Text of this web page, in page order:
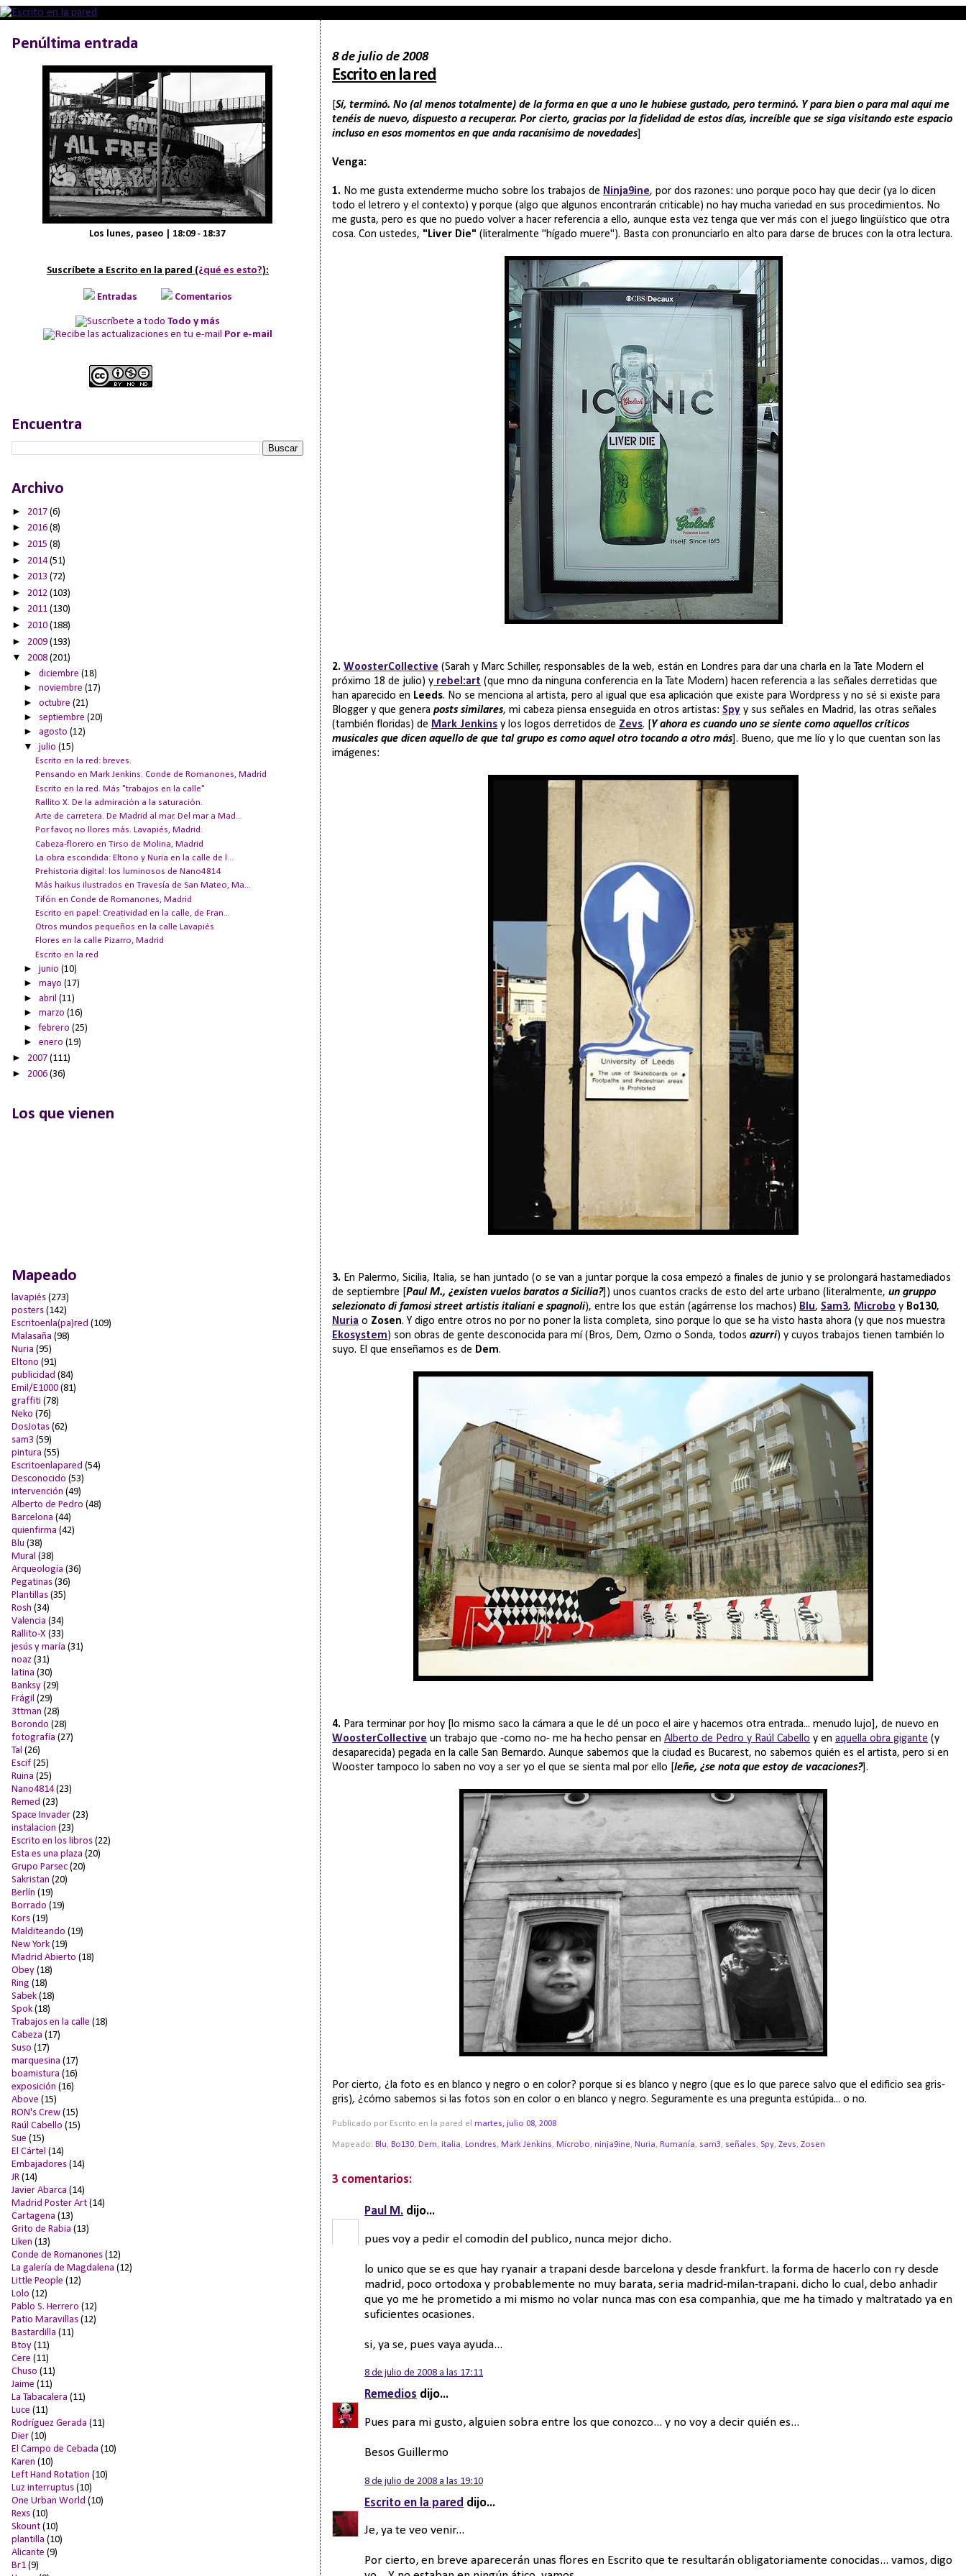
8 de julio de 2008
Escrito en la red
[Sí, terminó. No (al menos totalmente) de la forma en que a uno le hubiese gustado, pero terminó. Y para bien o para mal aquí me
tenéis de nuevo, dispuesto a recuperar. Por cierto, gracias por la fidelidad de estos días, increíble que se siga visitando este espacio
incluso en esos momentos en que anda racanísimo de novedades]
Venga:
1. No me gusta extenderme mucho sobre los trabajos de Ninja9ine, por dos razones: uno porque poco hay que decir (ya lo dicen
todo el letrero y el contexto) y porque (algo que algunos encontrarán criticable) no hay mucha variedad en sus procedimientos. No
me gusta, pero es que no puedo volver a hacer referencia a ello, aunque esta vez tenga que ver más con el juego lingüístico que otra
cosa. Con ustedes, "Liver Die" (literalmente "hígado muere"). Basta con pronunciarlo en alto para darse de bruces con la otra lectura.
2. WoosterCollective (Sarah y Marc Schiller, responsables de la web, están en Londres para dar una charla en la Tate Modern el
próximo 18 de julio) y rebel:art (que mno da ninguna conferencia en la Tate Modern) hacen referencia a las señales derretidas que
han aparecido en Leeds. No se menciona al artista, pero al igual que esa aplicación que existe para Wordpress y no sé si existe para
Blogger y que generaposts similares, mi cabeza piensa enseguida en otros artistas:Spy y sus señales en Madrid, las otras señales
(también floridas) de Mark Jenkins y los logos derretidos de Zevs. [Y ahora es cuando uno se siente como aquellos críticos
musicales que dicen aquello de que tal grupo es como aquel otro tocando a otro más]. Bueno, que me lío y lo que cuentan son las
imágenes:
3. En Palermo, Sicilia, Italia, se han juntado (o se van a juntar porque la cosa empezó a finales de junio y se prolongará hastamediados
de septiembre [Paul M., ¿existen vuelos baratos a Sicilia?]) unos cuantos cracks de esto del arte urbano (literalmente,un gruppo
selezionato di famosi street artistis italiani e spagnoli), entre los que están (agárrense los machos) Blu,Sam3, Microbo y Bo130,
Nuria o Zosen. Y digo entre otros no por no poner la lista completa, sino porque lo que se ha visto hasta ahora (y que nos muestra
Ekosystem) son obras de gente desconocida para mí (Bros, Dem, Ozmo o Sonda, todosazurri) y cuyos trabajos tienen también lo
suyo. El que enseñamos es de Dem.
4. Para terminar por hoy [lo mismo saco la cámara a que le dé un poco el aire y hacemos otra entrada... menudo lujo], de nuevo en
WoosterCollective un trabajo que -como no- me ha hecho pensar enAlberto de Pedro y Raúl Cabello y enaquella obra gigante (y
desaparecida) pegada en la calle San Bernardo. Aunque sabemos que la ciudad es Bucarest, no sabemos quién es el artista, pero si en
Wooster tampoco lo saben no voy a ser yo el que se sienta mal por ello [leñe, ¿se nota que estoy de vacaciones?].
Por cierto, ¿la foto es en blanco y negro o en color? porque si es blanco y negro (que es lo que parece salvo que el edificio sea gris-
gris), ¿cómo sabemos si las fotos son en color o en blanco y negro. Seguramente es una pregunta estúpida... o no.
Publicado por Escrito en la pared elmartes, julio 08, 2008
Mapeado:Blu,Bo130,Dem,italia,Londres,Mark Jenkins,Microbo,ninja9ine,Nuria,Rumanía, sam3, señales,Spy,Zevs,Zosen
3 comentarios:
Paul M. dijo...
pues voy a pedir el comodin del publico, nunca mejor dicho.
lo unico que se es que hay ryanair a trapani desde barcelona y desde frankfurt. la forma de hacerlo con ry desde
madrid, poco ortodoxa y probablemente no muy barata, seria madrid-milan-trapani. dicho lo cual, debo anhadir
que yo me he prometido a mi mismo no volar nunca mas con esa companhia, que me ha timado y maltratado ya en
suficientes ocasiones.
si, ya se, pues vaya ayuda...
8 de julio de 2008 a las 17:11
Remedios dijo...
Pues para mi gusto, alguien sobra entre los que conozco... y no voy a decir quién es...
Besos Guillermo
8 de julio de 2008 a las 19:10
Escrito en la pared dijo...
Je, ya te veo venir...
Por cierto, en breve aparecerán unas flores en Escrito que te resultarán obligatoriamente conocidas... vamos, digo
Penúltima entrada
Los lunes, paseo | 18:09 - 18:37
Suscríbete a Escrito en la pared (¿qué es esto?):
Entradas Comentarios
Todo y más
Por e-mail
Encuentra
Archivo
► 2017 (6)
► 2016 (8)
► 2015 (8)
► 2014(51)
► 2013 (72)
► 2012 (103)
► 2011 (130)
► 2010 (188)
► 2009 (193)
▼ 2008 (201)
►diciembre(18)
►noviembre(17)
►octubre(21)
► septiembre(20)
► agosto(12)
▼julio(15)
Escrito en la red: breves.
Pensando en Mark Jenkins. Conde de Romanones, Madrid
Escrito en la red. Más "trabajos en la calle"
Rallito X. De la admiración a la saturación.
Arte de carretera. De Madrid al mar. Del mar a Mad...
Por favor, no llores más. Lavapiés, Madrid.
Cabeza-florero en Tirso de Molina, Madrid
La obra escondida: Eltono y Nuria en la calle de l...
Prehistoria digital: los luminosos de Nano4814
Más haikus ilustrados en Travesía de San Mateo, Ma...
Tifón en Conde de Romanones, Madrid
Escrito en papel: Creatividad en la calle, de Fran...
Otros mundos pequeños en la calle Lavapiés
Flores en la calle Pizarro, Madrid
Escrito en la red
►junio(10)
►mayo(17)
► abril(11)
►marzo(16)
►febrero(25)
►enero(19)
► 2007 (111)
► 2006 (36)
Los que vienen
Mapeado
lavapiés (273)
posters (142)
Escritoenla(pa)red (109)
Malasaña (98)
Nuria (95)
Eltono (91)
publicidad (84)
Emil/E1000 (81)
graffiti (78)
Neko (76)
DosJotas (62)
sam3 (59)
pintura (55)
Escritoenlapared (54)
Desconocido (53)
intervención (49)
Alberto de Pedro (48)
Barcelona (44)
quienfirma (42)
Blu (38)
Mural (38)
Arqueología (36)
Pegatinas (36)
Plantillas (35)
Rosh (34)
Valencia (34)
Rallito-X (33)
jesús y maría (31)
noaz (31)
latina (30)
Banksy (29)
Frágil (29)
3ttman (28)
Borondo (28)
fotografía (27)
Tal (26)
Escif (25)
Ruina (25)
Nano4814 (23)
Remed (23)
Space Invader (23)
instalacion (23)
Escrito en los libros (22)
Esta es una plaza (20)
Grupo Parsec (20)
Sakristan (20)
Berlín (19)
Borrado (19)
Kors (19)
Malditeando (19)
New York (19)
Madrid Abierto (18)
Obey (18)
Ring (18)
Sabek (18)
Spok (18)
Trabajos en la calle (18)
Cabeza (17)
Suso (17)
marquesina (17)
boamistura (16)
exposición (16)
Above (15)
RON's Crew (15)
Raúl Cabello (15)
Sue (15)
El Cártel (14)
Embajadores (14)
JR (14)
Javier Abarca (14)
Madrid Poster Art (14)
Cartagena (13)
Grito de Rabia (13)
Liken (13)
Conde de Romanones (12)
La galería de Magdalena (12)
Little People (12)
Lolo (12)
Pablo S. Herrero (12)
Patio Maravillas (12)
Bastardilla (11)
Btoy (11)
Cere (11)
Chuso (11)
Jaime (11)
La Tabacalera (11)
Luce (11)
Rodríguez Gerada (11)
Dier (10)
El Campo de Cebada (10)
Karen (10)
Left Hand Rotation (10)
Luz interruptus (10)
One Urban World (10)
Rexs (10)
Skount (10)
plantilla (10)
Alicante (9)
Br1 (9)